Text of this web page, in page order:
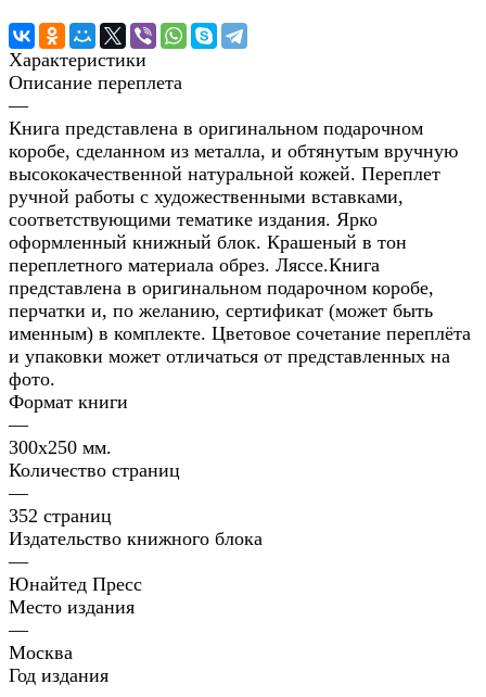
Характеристики
Описание переплета
—
Книга представлена в оригинальном подарочном
коробе, сделанном из металла, и обтянутым вручную
высококачественной натуральной кожей. Переплет
ручной работы с художественными вставками,
соответствующими тематике издания. Ярко
оформленный книжный блок. Крашеный в тон
переплетного материала обрез. Ляссе.Книга
представлена в оригинальном подарочном коробе,
перчатки и, по желанию, сертификат (может быть
именным) в комплекте. Цветовое сочетание переплёта
и упаковки может отличаться от представленных на
фото.
Формат книги
—
300х250 мм.
Количество страниц
—
352 страниц
Издательство книжного блока
—
Юнайтед Пресс
Место издания
—
Москва
Год издания